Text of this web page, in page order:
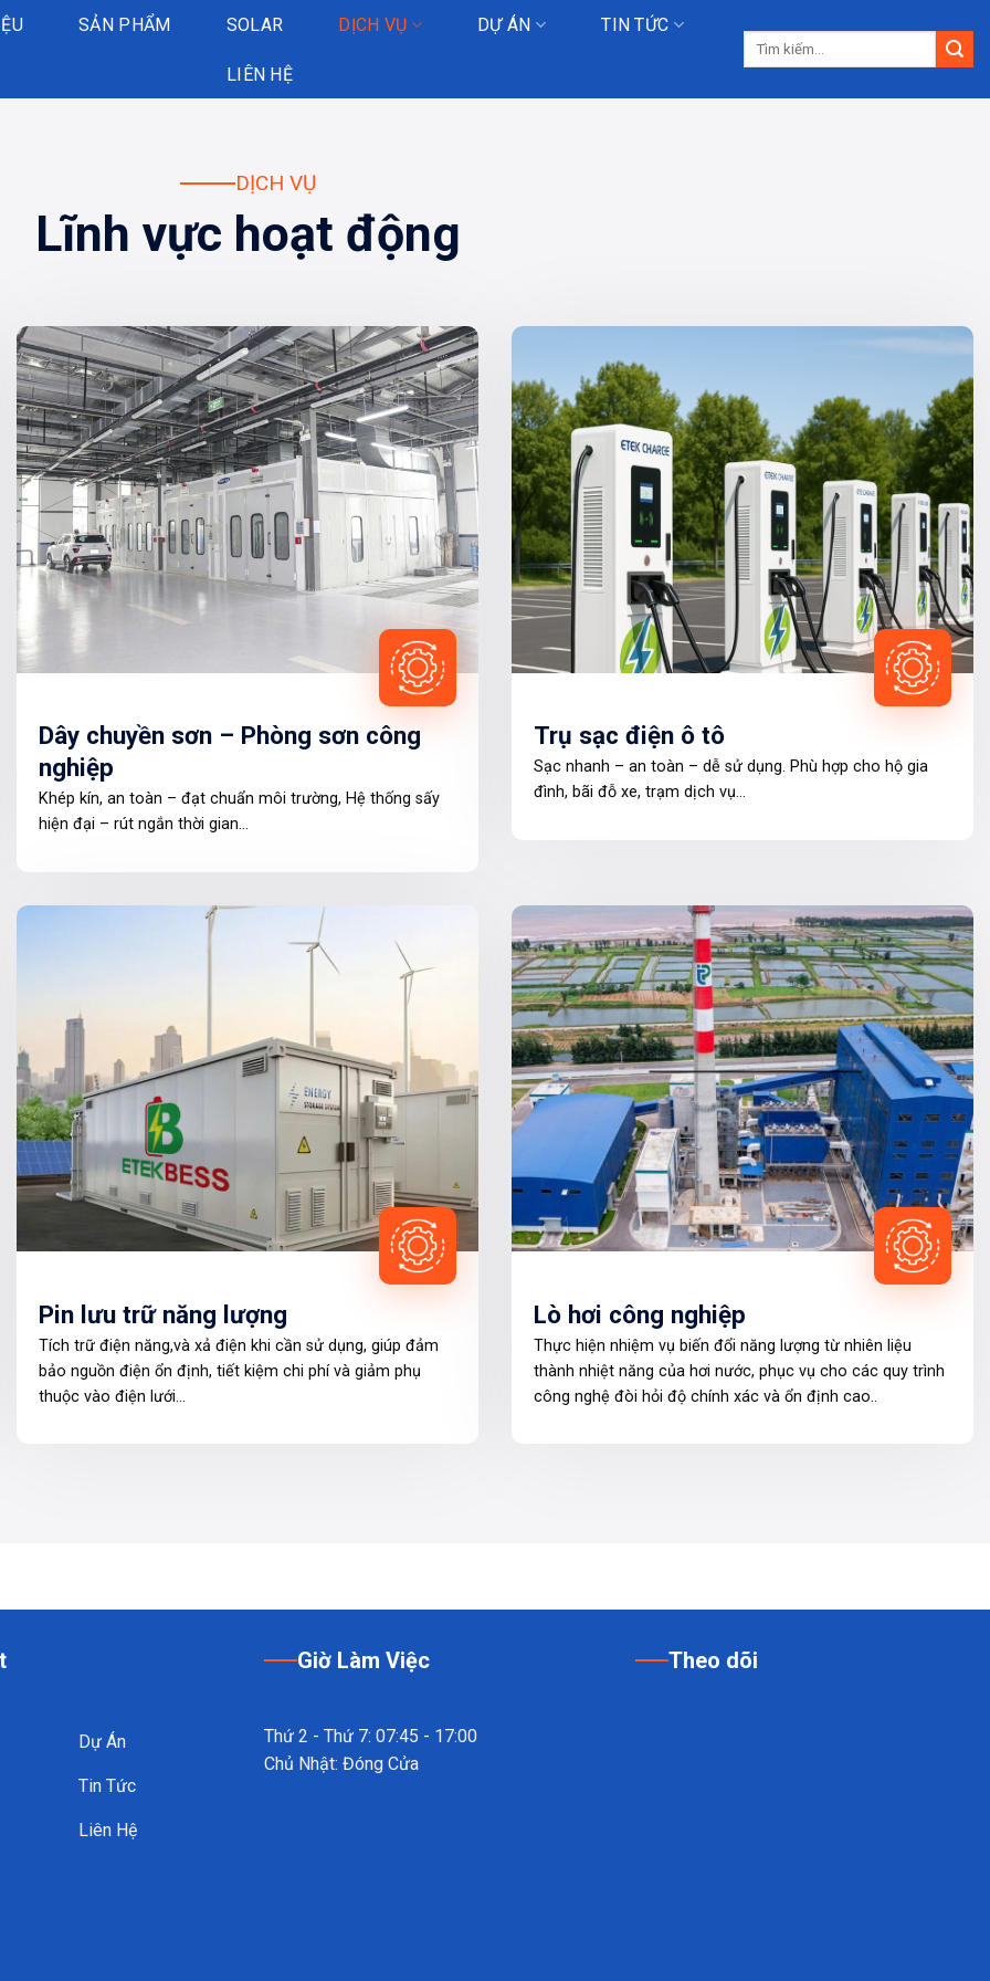
SẢN PHẨM SOLAR DỊCH VỤ DỰ ÁN TIN TỨC
LIÊN HỆ
Tìm
DỊCH VỤ
Lĩnh vực hoạt động
Dây chuyền sơn – Phòng sơn công
nghiệp
Khép kín, an toàn – đạt chuẩn môi trường, Hệ thống sấy
hiện đại – rút ngắn thời gian…
Trụ sạc điện ô tô
Sạc nhanh – an toàn – dễ sử dụng. Phù hợp cho hộ gia
đình, bãi đỗ xe, trạm dịch vụ…
Pin lưu trữ năng lượng
Tích trữ điện năng,và xả điện khi cần sử dụng, giúp đảm
bảo nguồn điện ổn định, tiết kiệm chi phí và giảm phụ
thuộc vào điện lưới…
Lò hơi công nghiệp
Thực hiện nhiệm vụ biến đổi năng lượng từ nhiên liệu
thành nhiệt năng của hơi nước, phục vụ cho các quy trình
công nghệ đòi hỏi độ chính xác và ổn định cao..
Dự Án
Tin Tức
Liên Hệ
Giờ Làm Việc
Thứ 2 - Thứ 7: 07:45 - 17:00
Chủ Nhật: Đóng Cửa
Theo dõi